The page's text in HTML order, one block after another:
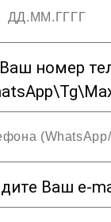
номер
Ваш e-